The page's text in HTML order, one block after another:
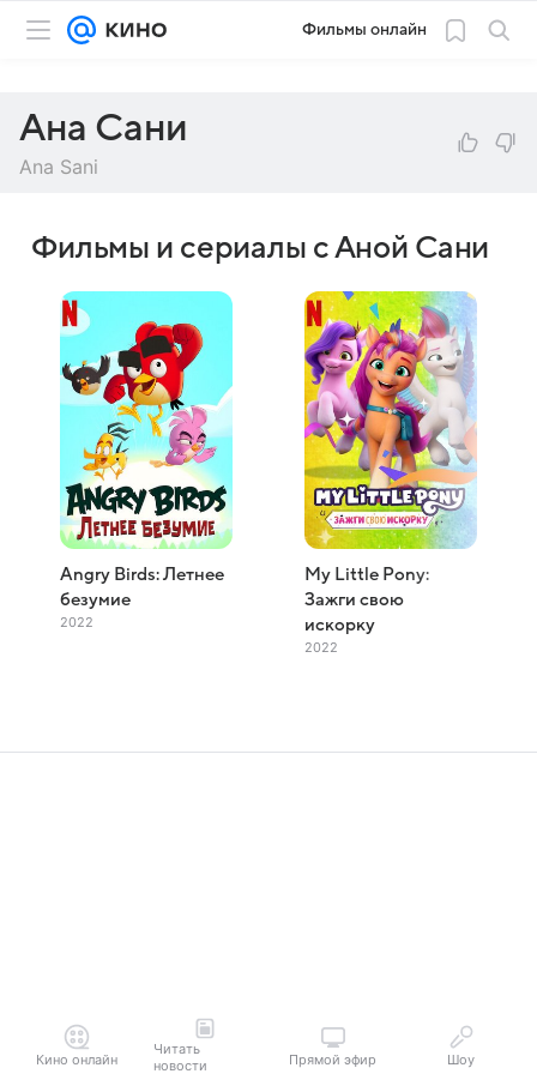
Фильмы онлайн
Ана Сани
Ana Sani
Фильмы и сериалы с Аной Сани
Angry Birds: Летнее
безумие
2022
My Little Pony:
Зажги свою
искорку
2022
Кино онлайн
Читать
новости
Прямой эфир Шоу